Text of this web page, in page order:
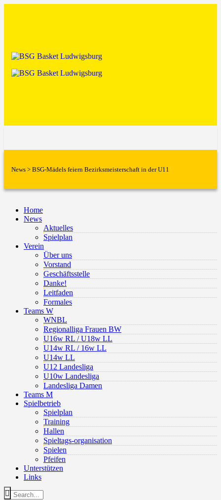
News > BSG-Mädels feiern Bezirksmeisterschaft in der U11
Home
News
Aktuelles
Spielplan
Verein
Über uns
Vorstand
Geschäftsstelle
Danke!
Leitfaden
Formales
Teams W
WNBL
Regionalliga Frauen BW
U16w RL / U18w LL
U14w RL / 16w LL
U14w LL
U12 Landesliga
U10w Landesliga
Landesliga Damen
Teams M
Spielbetrieb
Spielplan
Training
Hallen
Spieltags-organisation
Spielen
Pfeifen
Unterstützen
Links